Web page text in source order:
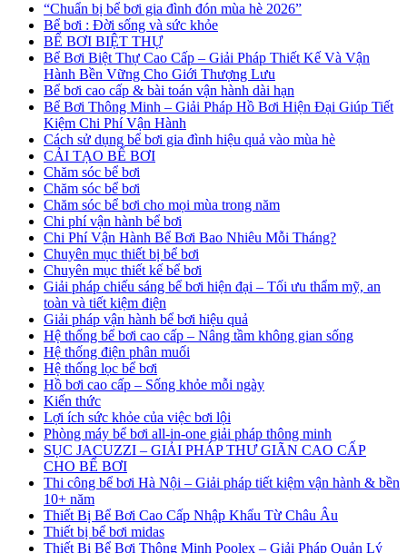
“Chuẩn bị bể bơi gia đình đón mùa hè 2026”
Bể bơi : Đời sống và sức khỏe
BỂ BƠI BIỆT THỰ
Bể Bơi Biệt Thự Cao Cấp – Giải Pháp Thiết Kế Và Vận
Hành Bền Vững Cho Giới Thượng Lưu
Bể bơi cao cấp & bài toán vận hành dài hạn
Bể Bơi Thông Minh – Giải Pháp Hồ Bơi Hiện Đại Giúp Tiết
Kiệm Chi Phí Vận Hành
Cách sử dụng bể bơi gia đình hiệu quả vào mùa hè
CẢI TẠO BỂ BƠI
Chăm sóc bể bơi
Chăm sóc bể bơi
Chăm sóc bể bơi cho mọi mùa trong năm
Chi phí vận hành bể bơi
Chi Phí Vận Hành Bể Bơi Bao Nhiêu Mỗi Tháng?
Chuyên mục thiết bị bể bơi
Chuyên mục thiết kế bể bơi
Giải pháp chiếu sáng bể bơi hiện đại – Tối ưu thẩm mỹ, an
toàn và tiết kiệm điện
Giải pháp vận hành bể bơi hiệu quả
Hệ thống bể bơi cao cấp – Nâng tầm không gian sống
Hệ thống điện phân muối
Hệ thống lọc bể bơi
Hồ bơi cao cấp – Sống khỏe mỗi ngày
Kiến thức
Lợi ích sức khỏe của việc bơi lội
Phòng máy bể bơi all-in-one giải pháp thông minh
SỤC JACUZZI – GIẢI PHÁP THƯ GIÃN CAO CẤP
CHO BỂ BƠI
Thi công bể bơi Hà Nội – Giải pháp tiết kiệm vận hành & bền
10+ năm
Thiết Bị Bể Bơi Cao Cấp Nhập Khẩu Từ Châu Âu
Thiết bị bể bơi midas
Thiết Bị Bể Bơi Thông Minh Poolex – Giải Pháp Quản Lý